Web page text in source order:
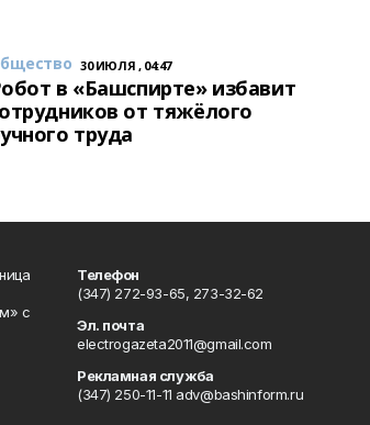
30 ИЮЛЯ , 04:47
в «Башспирте» избавит
от тяжёлого
труда
с
Телефон
(347) 272-93-65, 273-32-62
Эл. почта
electrogazeta2011@gmail.com
Рекламная служба
(347) 250-11-11 adv@bashinform.ru